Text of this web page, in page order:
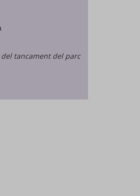
tancament del parc